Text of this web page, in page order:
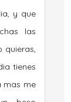
y que
las
quieras,
tienes
mas me